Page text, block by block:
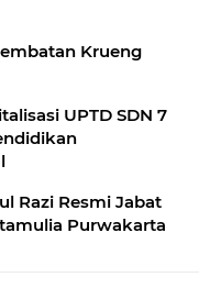
Krueng
UPTD SDN 7
Razi Resmi Jabat
Purwakarta